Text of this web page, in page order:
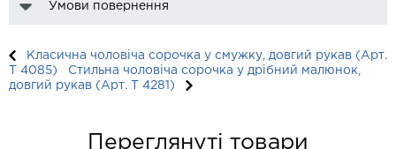
Умови повернення
Класична чоловіча сорочка у смужку, довгий рукав (Арт.
T 4085)
Стильна чоловіча сорочка у дрібний малюнок,
довгий рукав (Арт. T 4281)
Переглянуті товари